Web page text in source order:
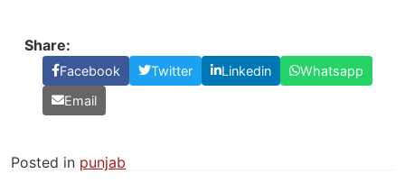
Share:
Facebook Twitter Linkedin
Whatsapp
Email
Posted in punjab